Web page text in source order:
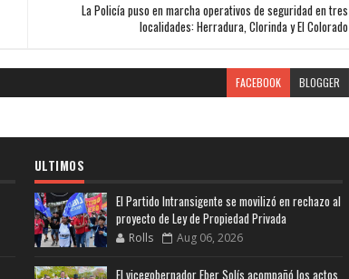
La Policía puso en marcha operativos de seguridad en tres
localidades: Herradura, Clorinda y El Colorado
FACEBOOK BLOGGER
ULTIMOS
El Partido Intransigente se movilizó en rechazo al
proyecto de Ley de Propiedad Privada
Rolls Aug 06, 2026
El vicegobernador Eber Solís acompañó los actos